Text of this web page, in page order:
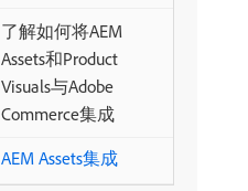
了解如何将AEM
Assets和Product
Visuals与Adobe
Commerce集成
AEM Assets集成